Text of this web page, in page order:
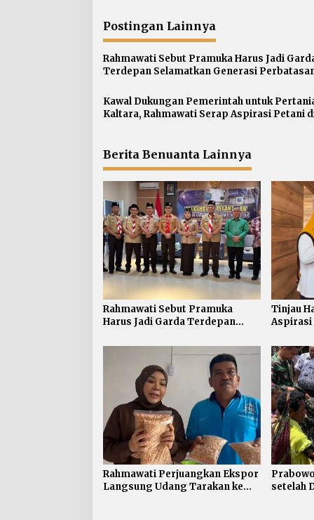
i
g
a
s
p
o
Postingan Lainnya
Rahmawati Sebut Pramuka Harus Jadi
Terdepan Selamatkan Generasi
Kawal Dukungan Pemerintah untuk
Kaltara, Rahmawati Serap Aspirasi Petani
Berita Benuanta Lainnya
Rahmawati Sebut Pramuka
Harus Jadi Garda Terdepan
Perbatasan dari Narkoba
Tinjau
Aspirasi
Rahmawati Perjuangkan Ekspor
Langsung Udang Tarakan ke
setelah